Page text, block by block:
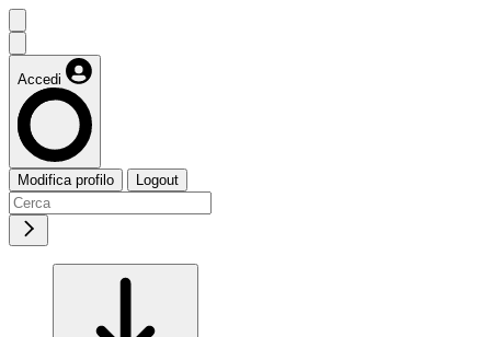
Accedi
Modifica profilo Logout